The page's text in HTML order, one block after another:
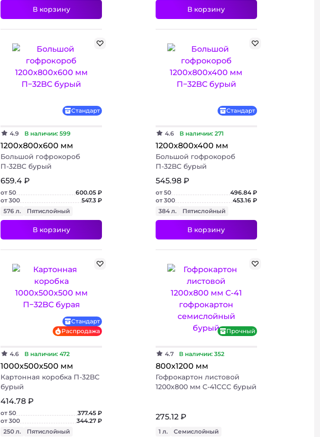
+ 2 фото
В корзину
+ 2 фото
В корзину
Стандарт
4.9 В наличии: 599
1200х800х600 мм
Большой гофрокороб
П-32ВС бурый
659.4 ₽
от 50
600.05 ₽
от 300
547.3 ₽
576 л.
Пятислойный
В корзину
Стандарт
4.6 В наличии: 271
1200х800х400 мм
Большой гофрокороб
П-32ВС бурый
545.98 ₽
от 50
496.84 ₽
от 300
453.16 ₽
384 л.
Пятислойный
В корзину
Стандарт
Распродажа
4.6 В наличии: 472
1000х500х500 мм
Картонная коробка П-32ВС
бурый
414.78 ₽
от 50
377.45 ₽
от 300
344.27 ₽
250 л.
Пятислойный
Прочный
4.7 В наличии: 352
800х1200 мм
Гофрокартон листовой
1200х800 мм С-41CCC бурый
275.12 ₽
1 л. Семислойный